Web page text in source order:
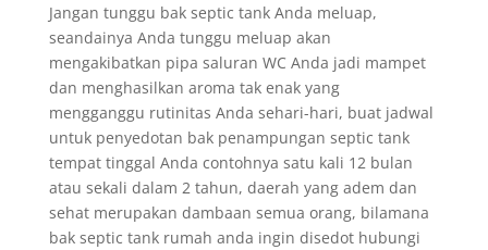
Jangan tunggu bak septic tank Anda meluap,
seandainya Anda tunggu meluap akan
mengakibatkan pipa saluran WC Anda jadi mampet
dan menghasilkan aroma tak enak yang
mengganggu rutinitas Anda sehari-hari, buat jadwal
untuk penyedotan bak penampungan septic tank
tempat tinggal Anda contohnya satu kali 12 bulan
atau sekali dalam 2 tahun, daerah yang adem dan
sehat merupakan dambaan semua orang, bilamana
bak septic tank rumah anda ingin disedot hubungi